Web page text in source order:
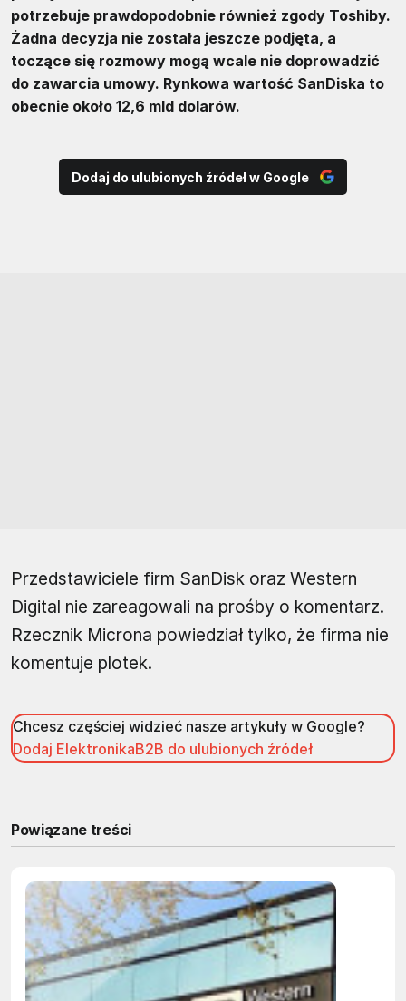
potrzebuje prawdopodobnie również zgody Toshiby.
Żadna decyzja nie została jeszcze podjęta, a
toczące się rozmowy mogą wcale nie doprowadzić
do zawarcia umowy. Rynkowa wartość SanDiska to
obecnie około 12,6 mld dolarów.
Dodaj do ulubionych źródeł w Google
Przedstawiciele firm SanDisk oraz Western
Digital nie zareagowali na prośby o komentarz.
Rzecznik Microna powiedział tylko, że firma nie
komentuje plotek.
Chcesz częściej widzieć nasze artykuły w Google?
Dodaj ElektronikaB2B do ulubionych źródeł
Powiązane treści